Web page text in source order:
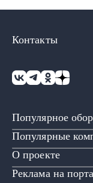
Популярное
Популярные
О проекте
Реклама на
Контакты